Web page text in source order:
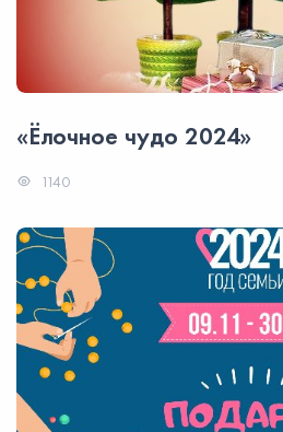
«Ёлочное чудо 2024»
1140